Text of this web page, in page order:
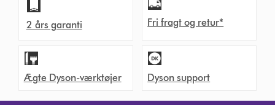
2 års garanti Fri fragt og retur*
Ægte Dyson-værktøjer Dyson support